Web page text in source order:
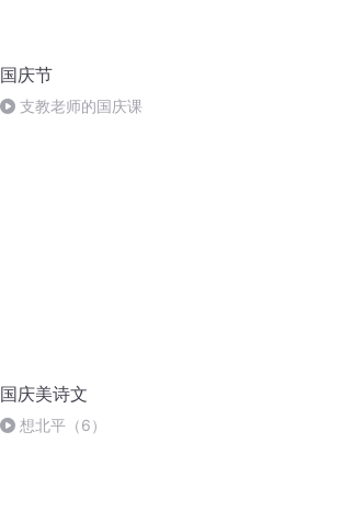
国庆节
支教老师的国庆课
国庆美诗文
想北平（6）